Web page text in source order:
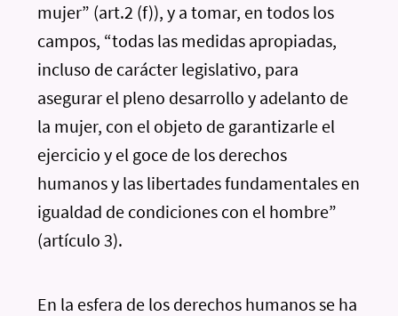
mujer” (art.2 (f)), y a tomar, en todos los
campos, “todas las medidas apropiadas,
incluso de carácter legislativo, para
asegurar el pleno desarrollo y adelanto de
la mujer, con el objeto de garantizarle el
ejercicio y el goce de los derechos
humanos y las libertades fundamentales en
igualdad de condiciones con el hombre”
(artículo 3).
En la esfera de los derechos humanos se ha